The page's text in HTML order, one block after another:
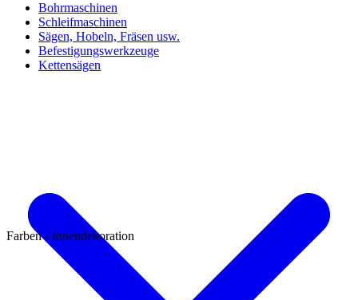
Bohrmaschinen
Schleifmaschinen
Sägen, Hobeln, Fräsen usw.
Befestigungswerkzeuge
Kettensägen
Farben - Innendekoration